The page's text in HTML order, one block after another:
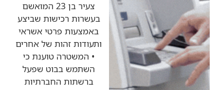
צעיר בן 23 המואשם
בעשרות רכישות שביצע
באמצעות פרטי אשראי
ותעודות זהות של אחרים
• המשטרה טוענת כי
השתמש בבוט שפעל
ברשתות החברתיות